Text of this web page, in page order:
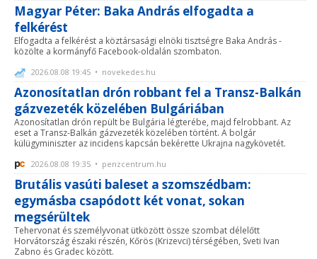
Magyar Péter: Baka András elfogadta a
felkérést
Elfogadta a felkérést a köztársasági elnöki tisztségre Baka András -
közölte a kormányfő Facebook-oldalán szombaton.
2026.08.08 19:45 • novekedes.hu
Azonosítatlan drón robbant fel a Transz-Balkán
gázvezeték közelében Bulgáriában
Azonosítatlan drón repült be Bulgária légterébe, majd felrobbant. Az
eset a Transz-Balkán gázvezeték közelében történt. A bolgár
külügyminiszter az incidens kapcsán bekérette Ukrajna nagykövetét.
2026.08.08 19:35 • penzcentrum.hu
Brutális vasúti baleset a szomszédbam:
egymásba csapódott két vonat, sokan
megsérültek
Tehervonat és személyvonat ütközött össze szombat délelőtt
Horvátország északi részén, Kőrös (Krizevci) térségében, Sveti Ivan
Zabno és Gradec között.